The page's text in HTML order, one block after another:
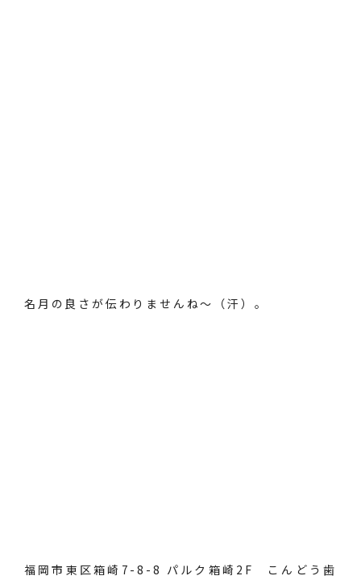
名月の良さが伝わりませんね～（汗）。
福岡市東区箱崎7-8-8 パルク箱崎2F こんどう歯